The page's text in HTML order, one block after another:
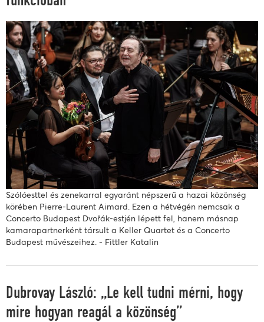
Szólóesttel és zenekarral egyaránt népszerű a hazai közönség
körében Pierre-Laurent Aimard. Ezen a hétvégén nemcsak a
Concerto Budapest Dvořák-estjén lépett fel, hanem másnap
kamarapartnerként társult a Keller Quartet és a Concerto
Budapest művészeihez. - Fittler Katalin
Dubrovay László: „Le kell tudni mérni, hogy
mire hogyan reagál a közönség”